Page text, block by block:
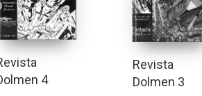
4
Revista
Dolmen 3